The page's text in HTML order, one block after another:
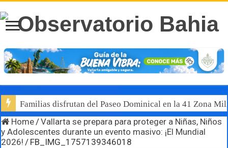
Familias disfrutan del Paseo Dominical en la 41 Zona
Home/Vallarta se prepara para proteger a Niñas, Niños
y Adolescentes durante un evento masivo: ¡El Mundial
2026! / FB_IMG_1757139346018